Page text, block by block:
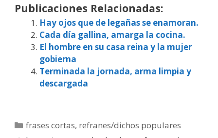
Publicaciones Relacionadas:
Hay ojos que de legañas se enamoran.
Cada día gallina, amarga la cocina.
El hombre en su casa reina y la mujer
gobierna
Terminada la jornada, arma limpia y
descargada
Categorías
frases cortas, refranes/dichos populares